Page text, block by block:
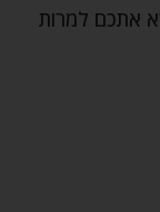
אתכם למרות